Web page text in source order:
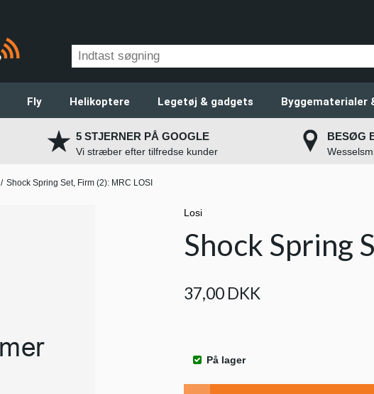
Fly Helikoptere Legetøj & gadgets Byggematerialer
5 STJERNER PÅ GOOGLE
Vi stræber efter tilfredse kunder
BESØG
/ Shock Spring Set, Firm (2): MRC LOSI
Losi
Shock Spring
37,00 DKK
På lager